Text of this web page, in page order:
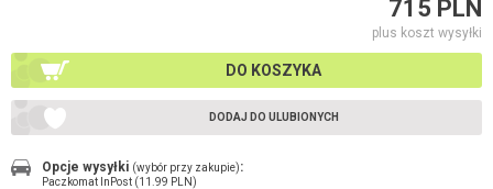
715 PLN
plus koszt wysyłki
DO KOSZYKA
DODAJ DO ULUBIONYCH
Opcje wysyłki (wybór przy zakupie):
Paczkomat InPost (11.99 PLN)